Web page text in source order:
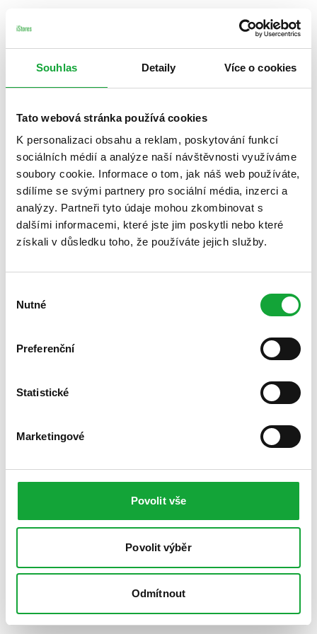
Souhlas Detaily Více o cookies
Tato webová stránka používá cookies
K personalizaci obsahu a reklam, poskytování funkcí
sociálních médií a analýze naší návštěvnosti využíváme
soubory cookie. Informace o tom, jak náš web používáte,
sdílíme se svými partnery pro sociální média, inzerci a
analýzy. Partneři tyto údaje mohou zkombinovat s
dalšími informacemi, které jste jim poskytli nebo které
získali v důsledku toho, že používáte jejich služby.
souhlasu
Nutné
Preferenční
Statistické
Marketingové
Povolit vše
Povolit výběr
Odmítnout